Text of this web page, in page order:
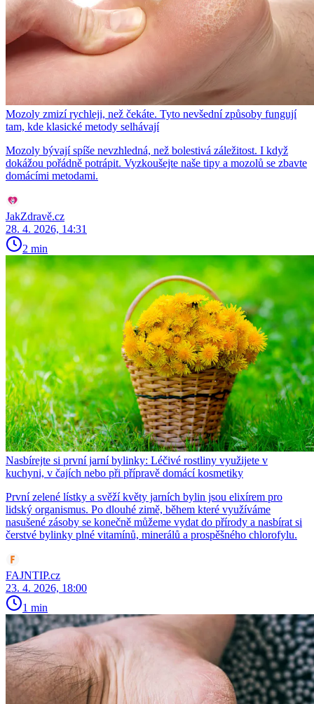
Mozoly zmizí rychleji, než čekáte. Tyto nevšední způsoby fungují
tam, kde klasické metody selhávají
Mozoly bývají spíše nevzhledná, než bolestivá záležitost. I když
dokážou pořádně potrápit. Vyzkoušejte naše tipy a mozolů se zbavte
domácími metodami.
JakZdravě.cz
28. 4. 2026, 14:31
2 min
Nasbírejte si první jarní bylinky: Léčivé rostliny využijete v
kuchyni, v čajích nebo při přípravě domácí kosmetiky
První zelené lístky a svěží květy jarních bylin jsou elixírem pro
lidský organismus. Po dlouhé zimě, během které využíváme
nasušené zásoby se konečně můžeme vydat do přírody a nasbírat si
čerstvé bylinky plné vitamínů, minerálů a prospěšného chlorofylu.
FAJNTIP.cz
23. 4. 2026, 18:00
1 min